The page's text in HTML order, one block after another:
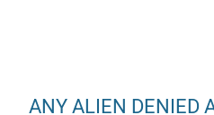
ANY ALIEN DENIED